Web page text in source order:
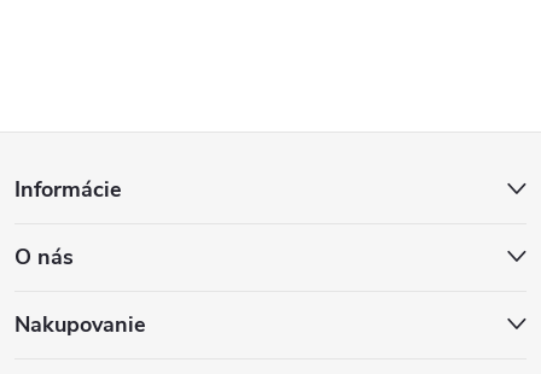
p
ä
Informácie
O nás
Nakupovanie